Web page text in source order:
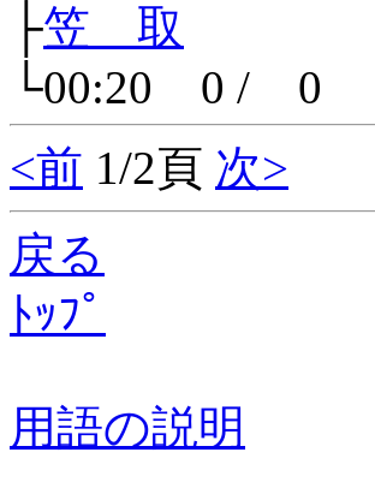
├笠 取
└00:20 0 / 0
<前 1/2頁 次>
戻る
ﾄｯﾌﾟ
用語の説明